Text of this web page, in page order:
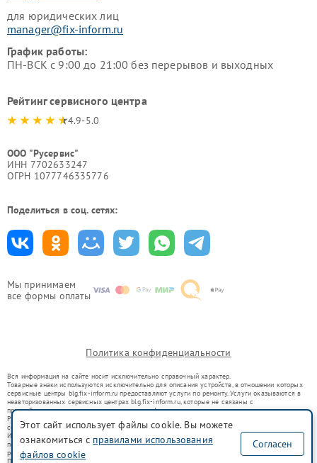
Мы принимаем
все формы оплаты
для юридических лиц
manager@fix-inform.ru
График работы:
ПН-ВСК с 9:00 до 21:00 без перерывов и выходных
Рейтинг сервисного центра
4.9-5.0
ООО "Русервис"
ИНН 7702633247
ОГРН 1077746335776
Поделиться в соц. сетях:
Политика конфиденциальности
Вся информация на сайте носит исключительно справочный характер.
Товарные знаки используются исключительно для описания устройств, в отношении которых
сервисные центры blg.fix-inform.ru предоставляют услуги по ремонту. Услуги оказываются в
неавторизованных сервисных центрах blg.fix-inform.ru, которые не связаны с
правообладателями товарных знаков или их официальными представителями.
Ремонт осуществляется для устройств, уже введенных в гражданский оборот в соответствии
со статьей 1487 ГК РФ.
Использование товарных знаков не преследует цели индивидуализации услуг или введения
потребителей в заблуждение, а служит для информирования о предоставляемых услугах по
ремонту техники указанных брендов.
Этот сайт использует файлы cookie. Вы можете
ознакомиться с правилами использования
файлов cookie
Согласен